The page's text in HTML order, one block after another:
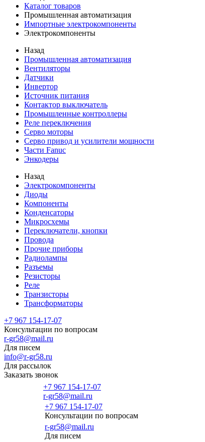
Каталог товаров
Промышленная автоматизация
Импортные электрокомпоненты
Электрокомпоненты
Назад
Промышленная автоматизация
Вентиляторы
Датчики
Инвертор
Источник питания
Контактор выключатель
Промышленные контроллеры
Реле переключения
Серво моторы
Серво привод и усилители мощности
Части Fanuc
Энкодеры
Назад
Электрокомпоненты
Диоды
Компоненты
Конденсаторы
Микросхемы
Переключатели, кнопки
Провода
Прочие приборы
Радиолампы
Разъемы
Резисторы
Реле
Транзисторы
Трансформаторы
+7 967 154-17-07
Консультации по вопросам
r-gr58@mail.ru
Для писем
info@r-gr58.ru
Для рассылок
Заказать звонок
+7 967 154-17-07
r-gr58@mail.ru
+7 967 154-17-07
Консультации по вопросам
r-gr58@mail.ru
Для писем